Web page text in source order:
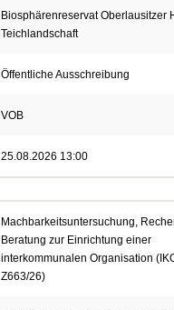
Biosphärenreservat Oberlausitzer
Teichlandschaft
Öffentliche Ausschreibung
VOB
25.08.2026 13:00
Machbarkeitsuntersuchung,
Beratung zur Einrichtung einer
interkommunalen Organisation
Z663/26)